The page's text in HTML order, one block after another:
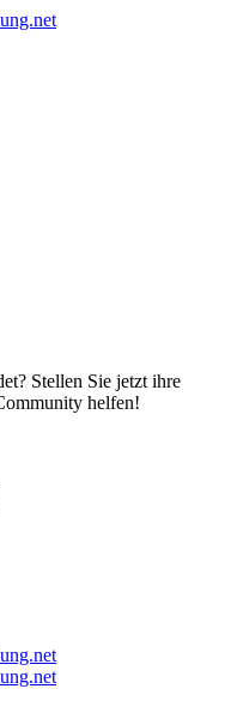
Stellen Sie jetzt ihre
helfen!